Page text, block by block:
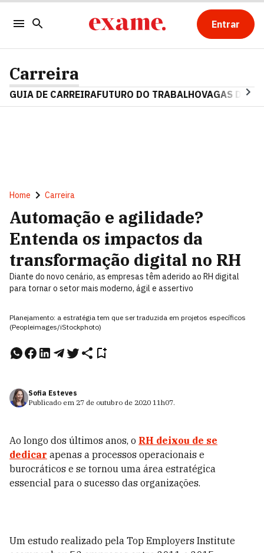
Entrar
Carreira
GUIA DE CARREIRAFUTURO DO TRABALHOVAGAS DE
Home Carreira
Automação e agilidade?
Entenda os impactos da
transformação digital no RH
Diante do novo cenário, as empresas têm aderido ao RH digital
para tornar o setor mais moderno, ágil e assertivo
Planejamento: a estratégia tem que ser traduzida em projetos específicos
(Peopleimages/iStockphoto)
Sofia Esteves
Publicado em 27 de outubro de 2020 11h07.
Ao longo dos últimos anos, o RH deixou de se
dedicar apenas a processos operacionais e
burocráticos e se tornou uma área estratégica
essencial para o sucesso das organizações.
Um estudo realizado pela Top Employers Institute